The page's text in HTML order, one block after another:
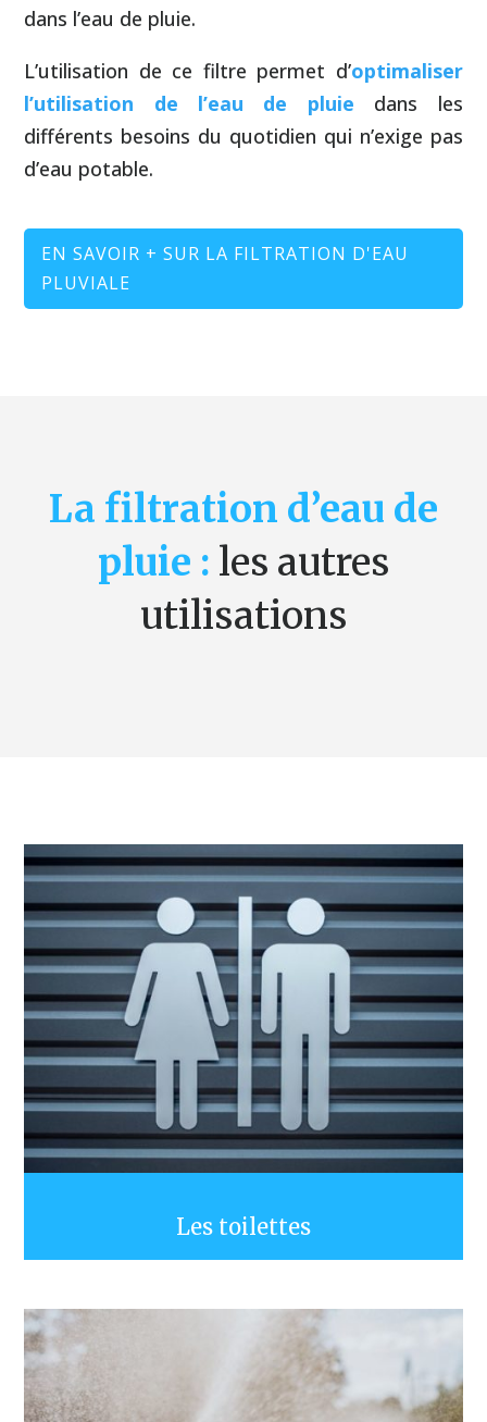
dans l’eau de pluie.
L’utilisation de ce filtre permet d’optimaliser
l’utilisation de l’eau de pluie dans les
différents besoins du quotidien qui n’exige pas
d’eau potable.
EN SAVOIR + SUR LA FILTRATION D'EAU
PLUVIALE
La filtration d’eau de
pluie : les autres
utilisations
Les toilettes